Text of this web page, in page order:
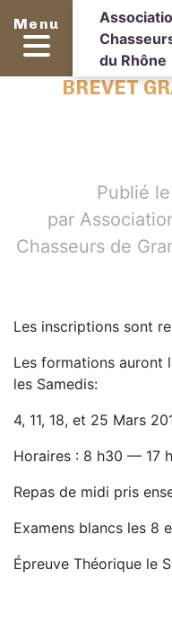
Menu
du Rhône
BREVET
Publié
par
Chasseurs de
Les inscriptions sont
Les formations auront
les Samedis:
4, 11, 18, et 25 Mars
Horaires : 8 h30 — 17
Repas de midi pris
Examens blancs les 8
Épreuve Théorique le